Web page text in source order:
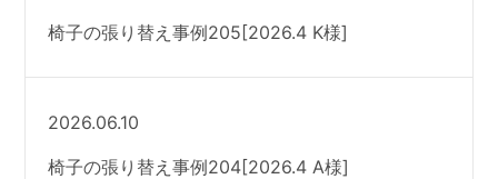
椅子の張り替え事例205[2026.4 K様]
2026.06.10
椅子の張り替え事例204[2026.4 A様]